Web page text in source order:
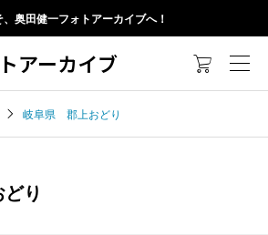
、奥田健一フォトアーカイブへ！
アーカイブ 
岐阜県 郡上おどり
り